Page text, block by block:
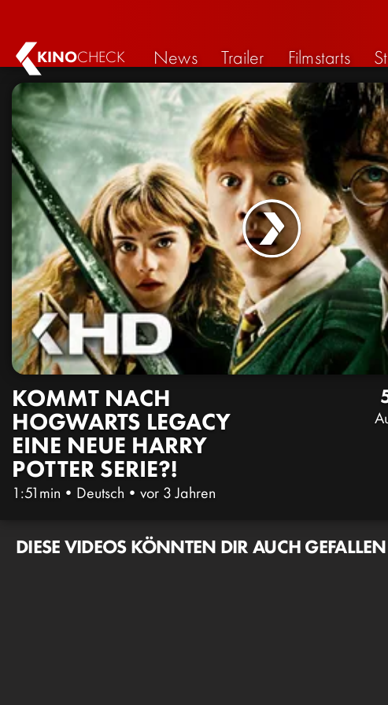
KINOCHECK News Trailer Filmstarts
KOMMT NACH
HOGWARTS LEGACY
EINE NEUE HARRY
POTTER SERIE?!
1:51min • Deutsch • vor 3 Jahren
DIESE VIDEOS KÖNNTEN DIR AUCH GEFALLEN